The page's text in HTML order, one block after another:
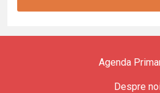
Agenda
Despre